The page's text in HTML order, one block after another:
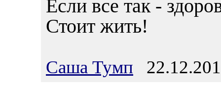
Если все так -
Стоит жить!
Саша Тумп